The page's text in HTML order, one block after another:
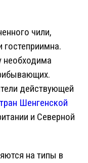
чили,
гостеприимна.
необходима
действующей
Шенгенской
и Северной
на типы в